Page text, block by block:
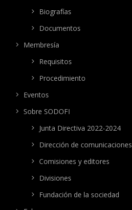
Biografías
Documentos
Membresía
Requisitos
Procedimiento
Eventos
Sobre SODOFI
Junta Directiva 2022-2024
Dirección de comunicaciones
Comisiones y editores
Divisiones
Fundación de la sociedad